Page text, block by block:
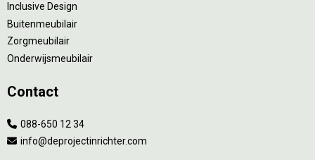
Inclusive Design
Buitenmeubilair
Zorgmeubilair
Onderwijsmeubilair
Contact
088-650 12 34
info@deprojectinrichter.com